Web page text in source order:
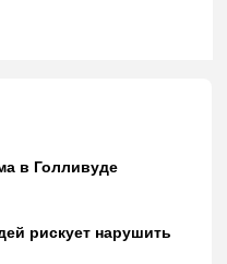
в Голливуде
рискует нарушить